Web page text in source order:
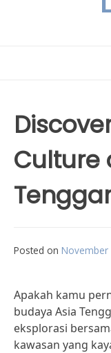
Culture
Posted on
Apakah kamu
budaya Asia
eksplorasi
kawasan yang